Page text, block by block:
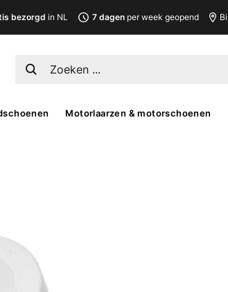
bezorgd in NL 7 dagenper week geopend
Motorlaarzen & motorschoenen